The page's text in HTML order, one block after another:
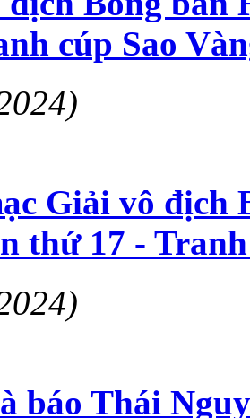
cúp Sao
Giải vô địch
thứ 17 -
báo Thái